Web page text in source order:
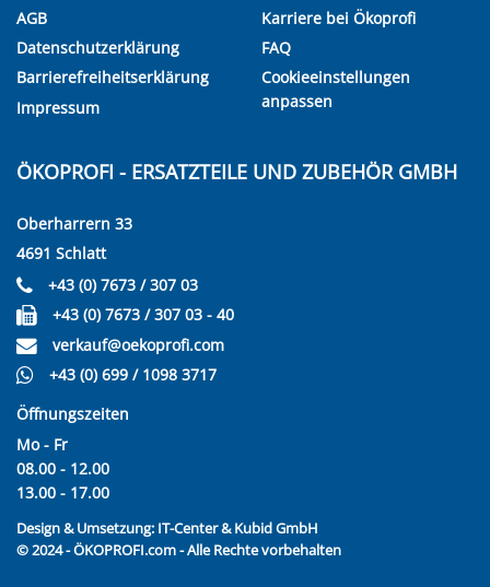
AGB
Datenschutzerklärung
Barrierefreiheitserklärung
Impressum
Karriere bei Ökoprofi
FAQ
Cookieeinstellungen
anpassen
ÖKOPROFI - ERSATZTEILE UND ZUBEHÖR GMBH
Oberharrern 33
4691 Schlatt
+43 (0) 7673 / 307 03
+43 (0) 7673 / 307 03 - 40
verkauf@oekoprofi.com
+43 (0) 699 / 1098 3717
Öffnungszeiten
Mo - Fr
08.00 - 12.00
13.00 - 17.00
Design & Umsetzung: IT-Center & Kubid GmbH
© 2024 - ÖKOPROFI.com - Alle Rechte vorbehalten